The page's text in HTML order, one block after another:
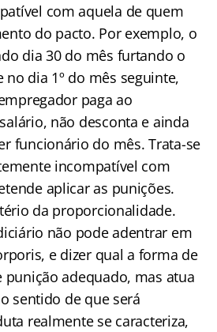
com aquela de quem
do pacto. Por exemplo, o
dia 30 do mês furtando o
dia 1º do mês seguinte,
paga ao
não desconta e ainda
funcionário do mês. Trata-se
incompatível com
aplicar as punições.
da proporcionalidade.
não pode adentrar em
e dizer qual a forma de
adequado, mas atua
sentido de que será
realmente se caracteriza,